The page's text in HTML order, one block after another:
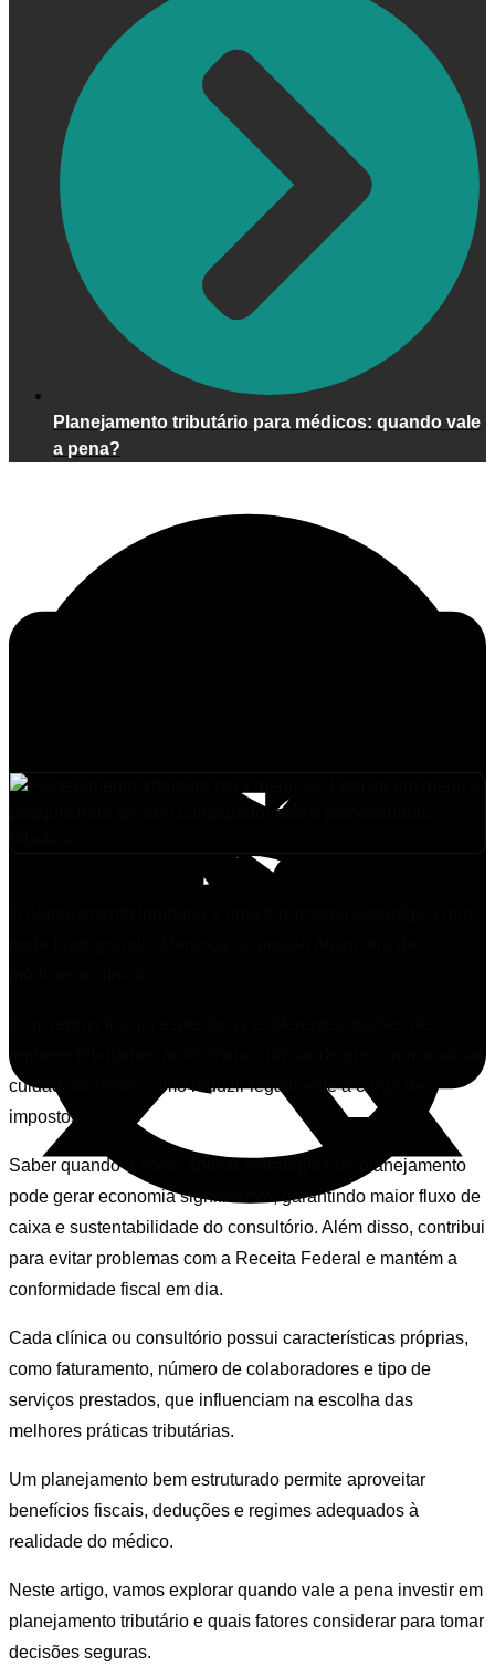
Planejamento tributário para médicos: quando vale
a pena?
regimes tributários, profissionais da saúde precisam analisar
cuidadosamente como reduzir legalmente a carga de
impostos.
Saber quando e como aplicar estratégias de planejamento
pode gerar economia significativa, garantindo maior fluxo de
caixa e sustentabilidade do consultório. Além disso, contribui
para evitar problemas com a Receita Federal e mantém a
conformidade fiscal em dia.
Cada clínica ou consultório possui características próprias,
como faturamento, número de colaboradores e tipo de
serviços prestados, que influenciam na escolha das
melhores práticas tributárias.
Um planejamento bem estruturado permite aproveitar
benefícios fiscais, deduções e regimes adequados à
realidade do médico.
Neste artigo, vamos explorar quando vale a pena investir em
planejamento tributário e quais fatores considerar para tomar
decisões seguras.